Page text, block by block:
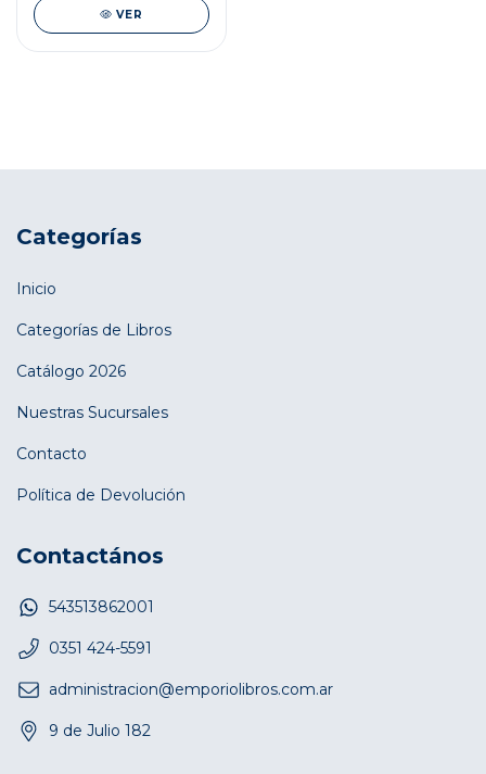
VER
Categorías
Inicio
Categorías de Libros
Catálogo 2026
Nuestras Sucursales
Contacto
Política de Devolución
Contactános
543513862001
0351 424-5591
administracion@emporiolibros.com.ar
9 de Julio 182